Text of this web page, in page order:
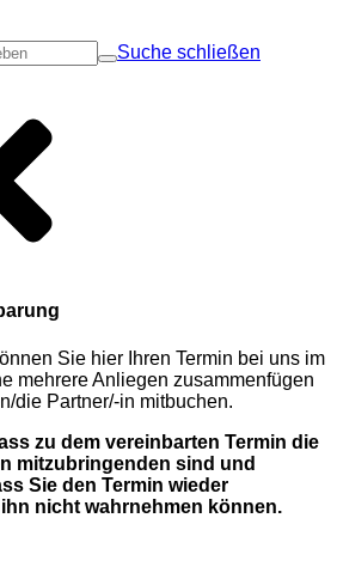
Suche schließen
Sie hier Ihren Termin bei uns im
mehrere Anliegen zusammenfügen
die Partner/-in mitbuchen.
zu dem vereinbarten Termin die
mitzubringenden sind und
Sie den Termin wieder
nicht wahrnehmen können.